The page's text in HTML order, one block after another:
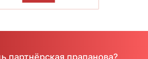
партнёрская прапанова?